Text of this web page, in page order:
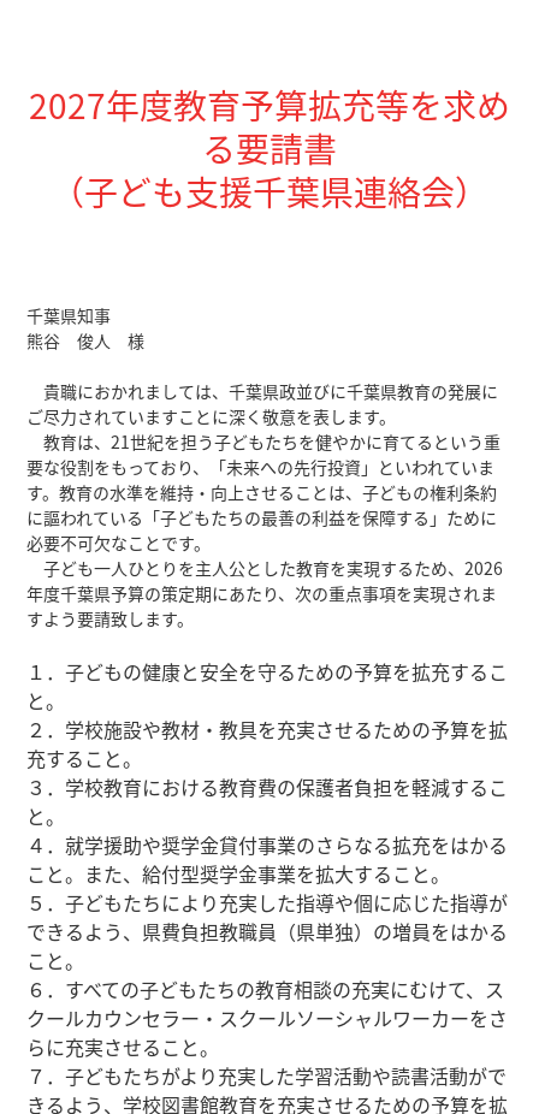
2027年度教育予算拡充等を求め
る要請書
（子ども支援千葉県連絡会）
千葉県知事
熊谷 俊人 様
貴職におかれましては、千葉県政並びに千葉県教育の発展に
ご尽力されていますことに深く敬意を表します。
教育は、21世紀を担う子どもたちを健やかに育てるという重
要な役割をもっており、「未来への先行投資」といわれていま
す。教育の水準を維持・向上させることは、子どもの権利条約
に謳われている「子どもたちの最善の利益を保障する」ために
必要不可欠なことです。
子ども一人ひとりを主人公とした教育を実現するため、2026
年度千葉県予算の策定期にあたり、次の重点事項を実現されま
すよう要請致します。
１．子どもの健康と安全を守るための予算を拡充するこ
と。
２．学校施設や教材・教具を充実させるための予算を拡
充すること。
３．学校教育における教育費の保護者負担を軽減するこ
と。
４．就学援助や奨学金貸付事業のさらなる拡充をはかる
こと。また、給付型奨学金事業を拡大すること。
５．子どもたちにより充実した指導や個に応じた指導が
できるよう、県費負担教職員（県単独）の増員をはかる
こと。
６．すべての子どもたちの教育相談の充実にむけて、ス
クールカウンセラー・スクールソーシャルワーカーをさ
らに充実させること。
７．子どもたちがより充実した学習活動や読書活動がで
きるよう、学校図書館教育を充実させるための予算を拡